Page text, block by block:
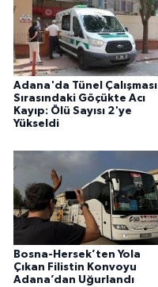
Adana'da Tünel Çalışması
Sırasındaki Göçükte Acı
Kayıp: Ölü Sayısı 2'ye
Yükseldi
Bosna-Hersek’ten Yola
Çıkan Filistin Konvoyu
Adana’dan Uğurlandı